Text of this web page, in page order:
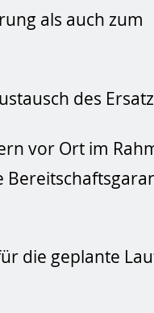
als auch zum
des
vor Ort im
die geplante